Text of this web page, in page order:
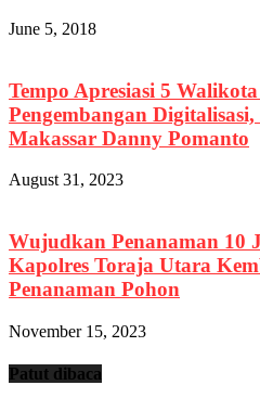
June 5, 2018
Tempo Apresiasi 5
Pengembangan
Makassar Danny Pomanto
August 31, 2023
Wujudkan Penanaman 10
Kapolres Toraja Utara
Penanaman Pohon
November 15, 2023
Patut dibaca